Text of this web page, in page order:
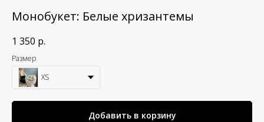
Монобукет: Белые хризантемы
1 350 р.
Размер
XS
Добавить в корзину